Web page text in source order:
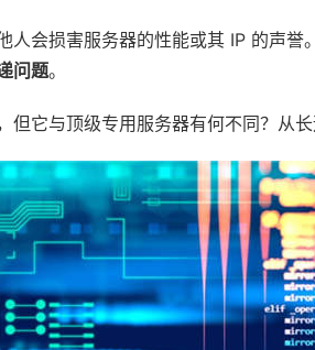
人会损害服务器的性能或其 IP 的声誉
问题。
但它与顶级专用服务器有何不同？从